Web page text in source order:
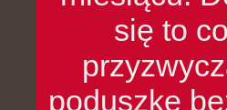
się to
poduszkę